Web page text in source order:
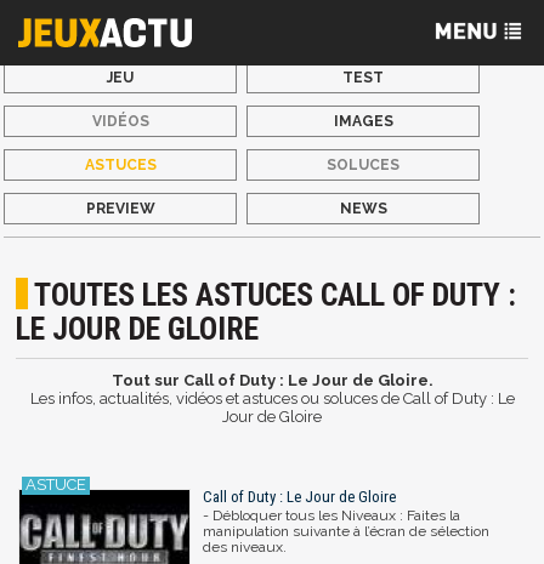
JEU TEST
VIDÉOS IMAGES
ASTUCES SOLUCES
PREVIEW NEWS
TOUTES LES ASTUCES CALL OF DUTY :
LE JOUR DE GLOIRE
Tout sur Call of Duty : Le Jour de Gloire.
Les infos, actualités, vidéos et astuces ou soluces de Call of Duty : Le
Jour de Gloire
Call of Duty : Le Jour de Gloire
- Débloquer tous les Niveaux : Faites la
manipulation suivante à l’écran de sélection
des niveaux.